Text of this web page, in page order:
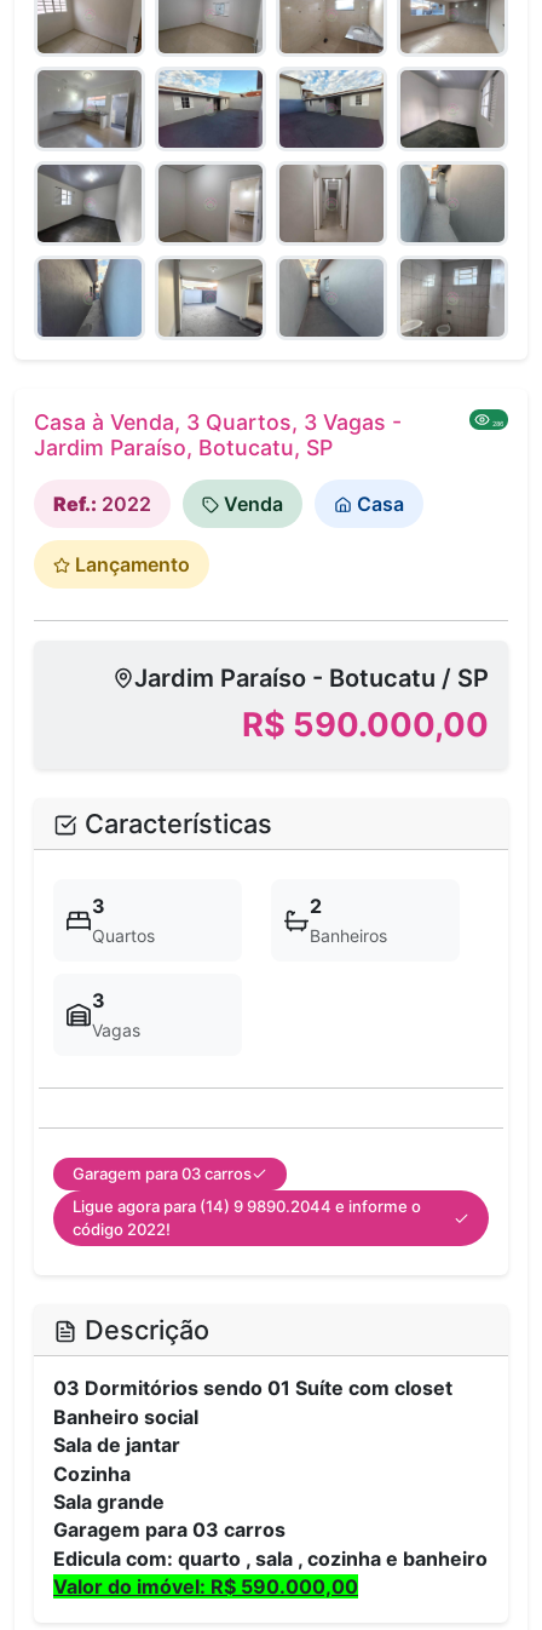
Casa à Venda, 3 Quartos, 3 Vagas -
Jardim Paraíso, Botucatu, SP
286
Ref.: 2022 Venda Casa
Lançamento
Jardim Paraíso - Botucatu / SP
R$ 590.000,00
Características
3
Quartos
2
Banheiros
3
Vagas
Garagem para 03 carros
Ligue agora para (14) 9 9890.2044 e informe o
código 2022!
Descrição
03 Dormitórios sendo 01 Suíte com closet
Banheiro social
Sala de jantar
Cozinha
Sala grande
Garagem para 03 carros
Edicula com: quarto , sala , cozinha e banheiro
Valor do imóvel: R$ 590.000,00